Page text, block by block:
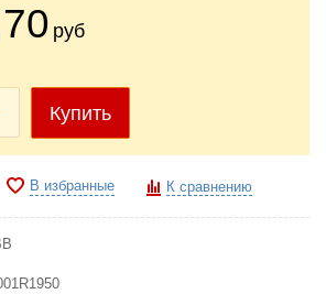
руб
Купить
В избранные К сравнению